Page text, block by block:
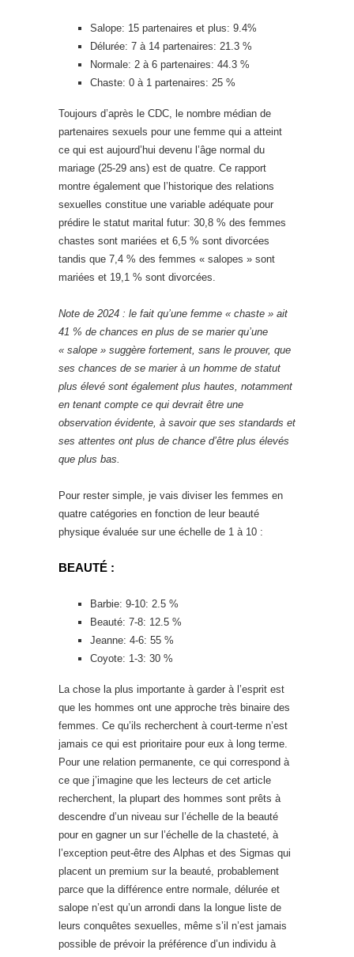
Salope: 15 partenaires et plus: 9.4%
Délurée: 7 à 14 partenaires: 21.3 %
Normale: 2 à 6 partenaires: 44.3 %
Chaste: 0 à 1 partenaires: 25 %
Toujours d’après le CDC, le nombre médian de
partenaires sexuels pour une femme qui a atteint
ce qui est aujourd’hui devenu l’âge normal du
mariage (25-29 ans) est de quatre. Ce rapport
montre également que l’historique des relations
sexuelles constitue une variable adéquate pour
prédire le statut marital futur: 30,8 % des femmes
chastes sont mariées et 6,5 % sont divorcées
tandis que 7,4 % des femmes « salopes » sont
mariées et 19,1 % sont divorcées.
Note de 2024 : le fait qu’une femme « chaste » ait
41 % de chances en plus de se marier qu’une
« salope » suggère fortement, sans le prouver, que
ses chances de se marier à un homme de statut
plus élevé sont également plus hautes, notamment
en tenant compte ce qui devrait être une
observation évidente, à savoir que ses standards et
ses attentes ont plus de chance d’être plus élevés
que plus bas.
Pour rester simple, je vais diviser les femmes en
quatre catégories en fonction de leur beauté
physique évaluée sur une échelle de 1 à 10 :
BEAUTÉ :
Barbie: 9-10: 2.5 %
Beauté: 7-8: 12.5 %
Jeanne: 4-6: 55 %
Coyote: 1-3: 30 %
La chose la plus importante à garder à l’esprit est
que les hommes ont une approche très binaire des
femmes. Ce qu’ils recherchent à court-terme n’est
jamais ce qui est prioritaire pour eux à long terme.
Pour une relation permanente, ce qui correspond à
ce que j’imagine que les lecteurs de cet article
recherchent, la plupart des hommes sont prêts à
descendre d’un niveau sur l’échelle de la beauté
pour en gagner un sur l’échelle de la chasteté, à
l’exception peut-être des Alphas et des Sigmas qui
placent un premium sur la beauté, probablement
parce que la différence entre normale, délurée et
salope n’est qu’un arrondi dans la longue liste de
leurs conquêtes sexuelles, même s’il n’est jamais
possible de prévoir la préférence d’un individu à